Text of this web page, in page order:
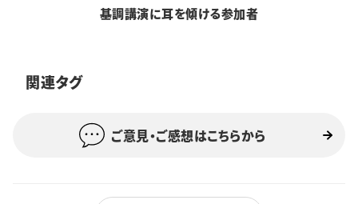
基調講演に耳を傾ける参加者
関連タグ
ご意見・ご感想はこちらから